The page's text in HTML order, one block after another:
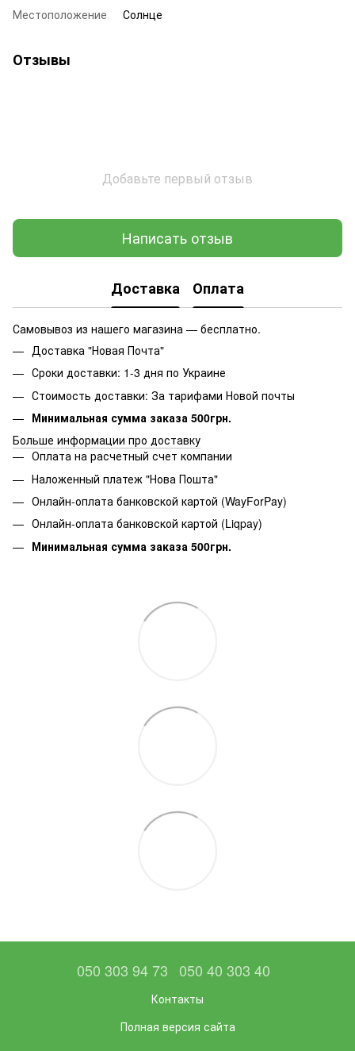
Местоположение
Солнце
Отзывы
Добавьте первый отзыв
Написать отзыв
Доставка Оплата
Самовывоз из нашего магазина — бесплатно.
Доставка "Новая Почта"
Сроки доставки: 1-3 дня по Украине
Стоимость доставки: За тарифами Новой почты
Минимальная сумма заказа 500грн.
Больше информации про доставку
Оплата на расчетный счет компании
Наложенный платеж "Нова Пошта"
Онлайн-оплата банковской картой (WayForPay)
Онлайн-оплата банковской картой (Liqpay)
Минимальная сумма заказа 500грн.
050 303 94 73 050 40 303 40
Контакты
Полная версия сайта